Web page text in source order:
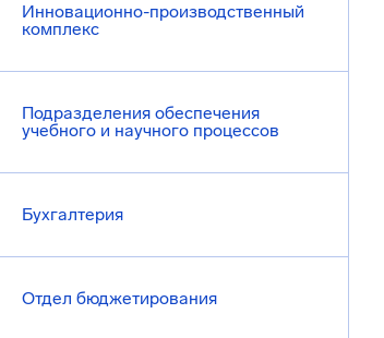
Инновационно-производственный
комплекс
Подразделения обеспечения
учебного и научного процессов
Бухгалтерия
Отдел бюджетирования